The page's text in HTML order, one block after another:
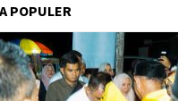
POPULER